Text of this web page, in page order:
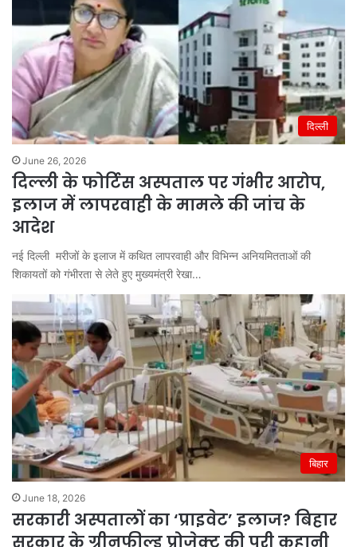
दिल्ली
June 26, 2026
दिल्ली के फोर्टिस अस्पताल पर गंभीर आरोप,
इलाज में लापरवाही के मामले की जांच के
आदेश
नई दिल्ली मरीजों के इलाज में कथित लापरवाही और विभिन्न अनियमितताओं की
शिकायतों को गंभीरता से लेते हुए मुख्यमंत्री रेखा…
बिहार
June 18, 2026
सरकारी अस्पतालों का ‘प्राइवेट’ इलाज? बिहार